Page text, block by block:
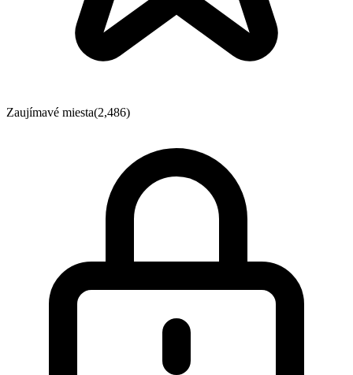
Zaujímavé miesta(2,486)